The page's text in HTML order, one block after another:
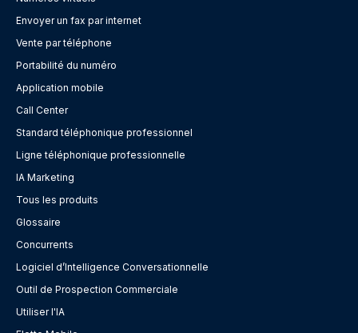
Envoyer un fax par internet
Vente par téléphone
Portabilité du numéro
Application mobile
Call Center
Standard téléphonique professionnel
Ligne téléphonique professionnelle
IA Marketing
Tous les produits
Glossaire
Concurrents
Logiciel d’Intelligence Conversationnelle
Outil de Prospection Commerciale
Utiliser l'IA